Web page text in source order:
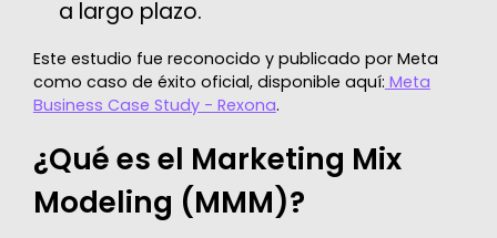
a largo plazo.
Este estudio fue reconocido y publicado por Meta
como caso de éxito oficial, disponible aquí: Meta
Business Case Study - Rexona.
¿Qué es el Marketing Mix
Modeling (MMM)?